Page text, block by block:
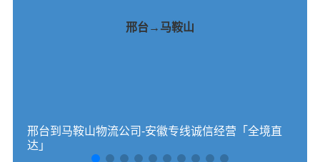
邢台→马鞍山
邢台到马鞍山物流公司-安徽专线诚信经营「全境直
达」